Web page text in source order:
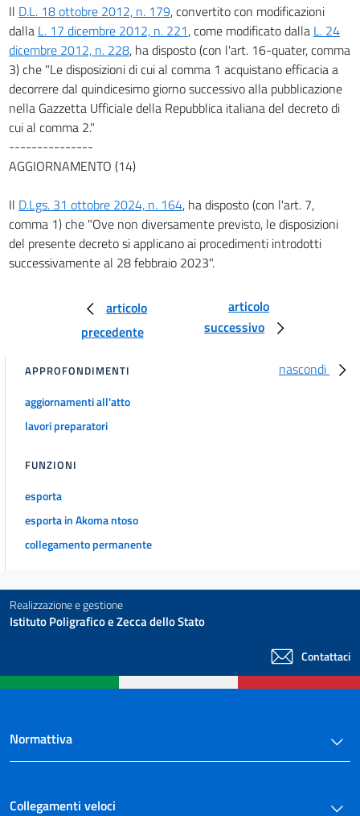
Il D.L. 18 ottobre 2012, n. 179, convertito con modificazioni
dalla L. 17 dicembre 2012, n. 221, come modificato dalla L. 24
dicembre 2012, n. 228, ha disposto (con l'art. 16-quater, comma
3) che "Le disposizioni di cui al comma 1 acquistano efficacia a
decorrere dal quindicesimo giorno successivo alla pubblicazione
nella Gazzetta Ufficiale della Repubblica italiana del decreto di
cui al comma 2."
---------------
AGGIORNAMENTO (14)
Il D.Lgs. 31 ottobre 2024, n. 164, ha disposto (con l'art. 7,
comma 1) che "Ove non diversamente previsto, le disposizioni
del presente decreto si applicano ai procedimenti introdotti
successivamente al 28 febbraio 2023".
articolo
precedente
articolo
successivo
nascondi
APPROFONDIMENTI
aggiornamenti all'atto
lavori preparatori
FUNZIONI
esporta
esporta in Akoma ntoso
collegamento permanente
Realizzazione e gestione
Istituto Poligrafico e Zecca dello Stato
Contattaci
Normattiva
Collegamenti veloci